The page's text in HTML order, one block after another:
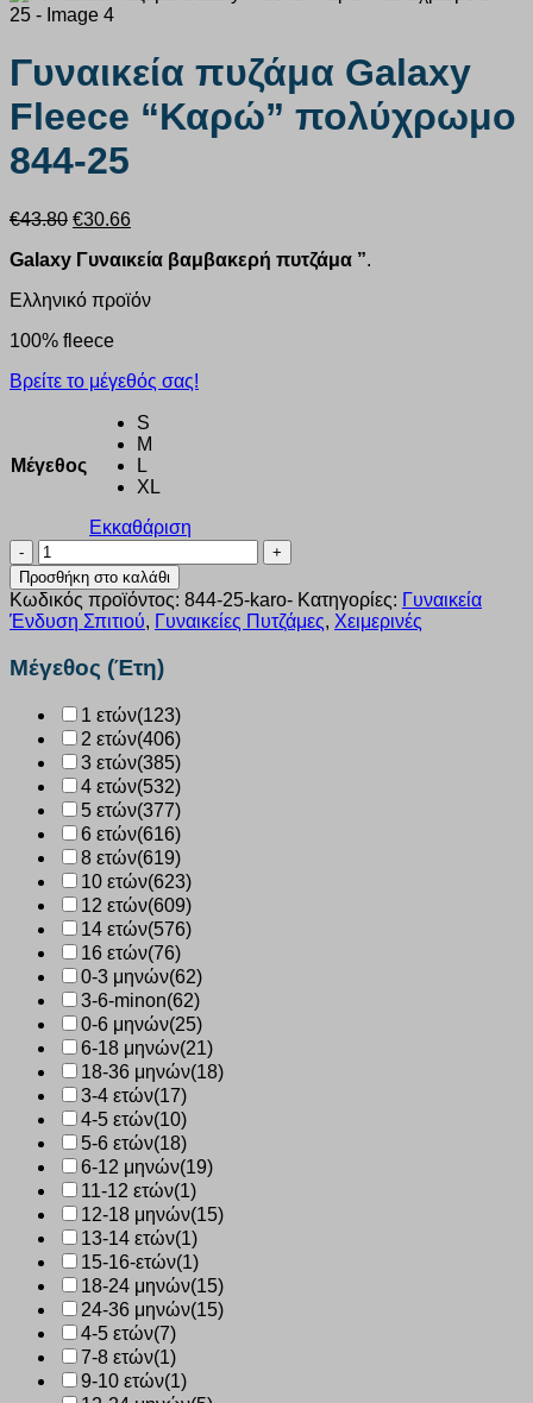
Γυναικεία πυζάμα Galaxy
Fleece “Καρώ” πολύχρωμο
844-25
€43.80 Original
was:
€30.66Η
τιμή
€30.66.
Galaxy Γυναικεία βαμβακερή πυτζάμα ”.
Ελληνικό προϊόν
100% fleece
Βρείτε το μέγεθός σας!
Μέγεθος
S
M
L
XL
Εκκαθάριση
Γυναικεία
πυζάμα
Galaxy
Fleece
“Καρώ”
πολύχρωμο
844-
ποσότητα
Προσθήκη στο καλάθι
Κωδικός προϊόντος: 844-25-karo- Κατηγορίες: Γυναικεία
Ένδυση Σπιτιού, Γυναικείες Πυτζάμες, Χειμερινές
Μέγεθος (Έτη)
1 ετών(123)
2 ετών(406)
3 ετών(385)
4 ετών(532)
5 ετών(377)
6 ετών(616)
8 ετών(619)
10 ετών(623)
12 ετών(609)
14 ετών(576)
16 ετών(76)
0-3 μηνών(62)
3-6-minon(62)
0-6 μηνών(25)
6-18 μηνών(21)
18-36 μηνών(18)
3-4 ετών(17)
4-5 ετών(10)
5-6 ετών(18)
6-12 μηνών(19)
11-12 ετών(1)
12-18 μηνών(15)
13-14 ετών(1)
15-16-ετών(1)
18-24 μηνών(15)
24-36 μηνών(15)
4-5 ετών(7)
7-8 ετών(1)
9-10 ετών(1)